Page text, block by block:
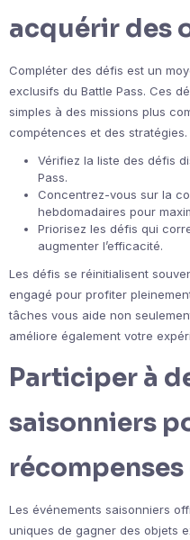
acquérir des
Compléter des défis est un
exclusifs du Battle Pass. Ces
simples à des missions plus
compétences et des stratégies.
Vérifiez la liste des défis
Pass.
Concentrez-vous sur la
hebdomadaires pour
Priorisez les défis qui
augmenter l’efficacité.
Les défis se réinitialisent
engagé pour profiter
tâches vous aide non
améliore également votre
Participer à
saisonniers
Les événements saisonniers
uniques de gagner des objets